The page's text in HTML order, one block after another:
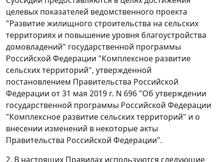
целевых показателей ведомственного проекта
"Развитие жилищного строительства на сельских
территориях и повышение уровня благоустройства
домовладений" государственной программы
Российской Федерации "Комплексное развитие
сельских территорий", утвержденной
постановлением Правительства Российской
Федерации от 31 мая 2019 г. N 696 "Об утверждении
государственной программы Российской Федерации
"Комплексное развитие сельских территорий" и о
внесении изменений в некоторые акты
Правительства Российской Федерации".
2. В настоящих Правилах используются следующие